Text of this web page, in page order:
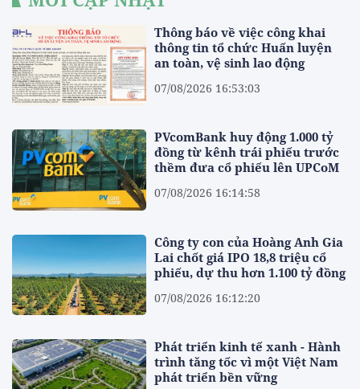
Thông báo về việc công khai
thông tin tổ chức Huấn luyện
an toàn, vệ sinh lao động
07/08/2026 16:53:03
PVcomBank huy động 1.000 tỷ
đồng từ kênh trái phiếu trước
thềm đưa cổ phiếu lên UPCoM
07/08/2026 16:14:58
Công ty con của Hoàng Anh Gia
Lai chốt giá IPO 18,8 triệu cổ
phiếu, dự thu hơn 1.100 tỷ đồng
07/08/2026 16:12:20
Phát triển kinh tế xanh - Hành
trình tăng tốc vì một Việt Nam
phát triển bền vững